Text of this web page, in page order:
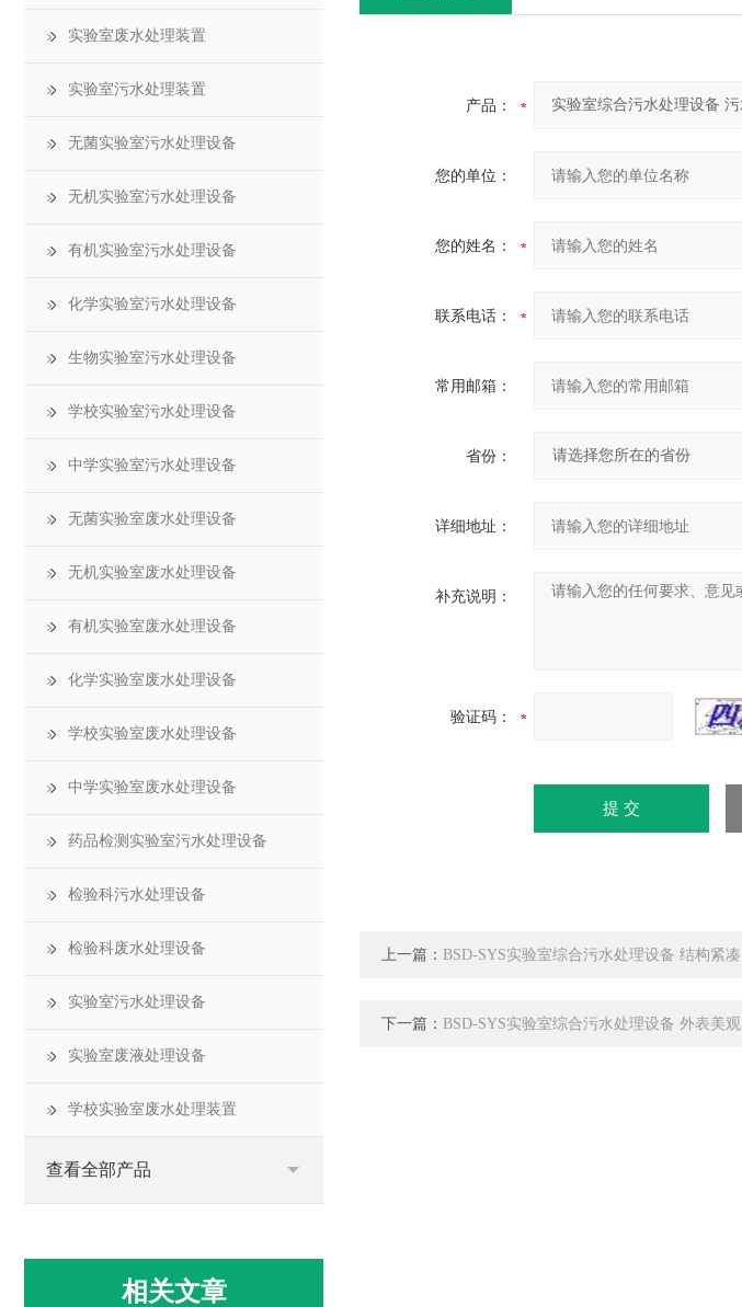
产品：
您的单位：
您的姓名：
联系电话：
常用邮箱：
省份：
详细地址：
补充说明：
验证码：
上一篇： BSD-SYS实验室综合污水处理设备 结构紧凑
下一篇： BSD-SYS实验室综合污水处理设备 外表美观
实验室废水处理装置
实验室污水处理装置
无菌实验室污水处理设备
无机实验室污水处理设备
有机实验室污水处理设备
化学实验室污水处理设备
生物实验室污水处理设备
学校实验室污水处理设备
中学实验室污水处理设备
无菌实验室废水处理设备
无机实验室废水处理设备
有机实验室废水处理设备
化学实验室废水处理设备
学校实验室废水处理设备
中学实验室废水处理设备
药品检测实验室污水处理设备
检验科污水处理设备
检验科废水处理设备
实验室污水处理设备
实验室废液处理设备
学校实验室废水处理装置
查看全部产品
相关文章